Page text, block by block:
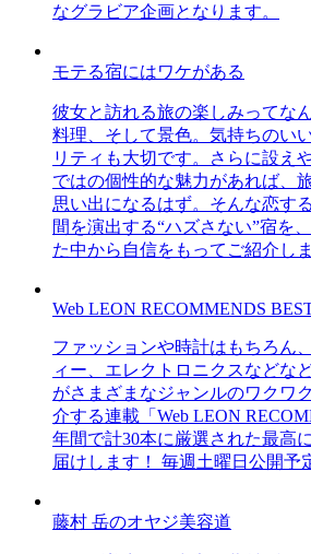
なグラビア企画となります。
モテる宿にはワケがある
彼女と訪れる旅の楽しみってな
料理、そして景色。気持ちのい
リティも大切です。さらに設え
ではの個性的な魅力があれば、
思い出になるはず。そんな恋す
間を演出する“ハズさない”宿を
た中から自信をもってご紹介しま
Web LEON RECOMMENDS
ファッションや時計はもちろん
ィー、エレクトロニクスなどな
がさまざまなジャンルのワクワ
介する連載「Web LEON
年間で計30本に厳選された最高
届けします！ 毎週土曜日公開予
藤村 岳のオヤジ美容道